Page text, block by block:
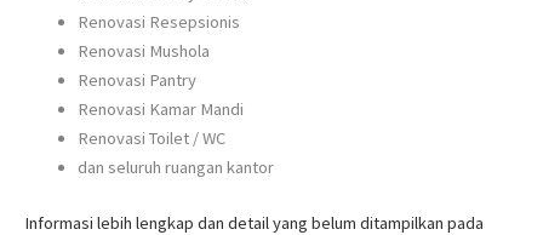
Renovasi Resepsionis
Renovasi Mushola
Renovasi Pantry
Renovasi Kamar Mandi
Renovasi Toilet / WC
dan seluruh ruangan kantor
Informasi lebih lengkap dan detail yang belum ditampilkan pada